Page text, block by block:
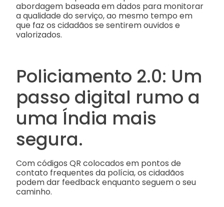
abordagem baseada em dados para monitorar
a qualidade do serviço, ao mesmo tempo em
que faz os cidadãos se sentirem ouvidos e
valorizados.
Policiamento 2.0: Um
passo digital rumo a
uma Índia mais
segura.
Com códigos QR colocados em pontos de
contato frequentes da polícia, os cidadãos
podem dar feedback enquanto seguem o seu
caminho.